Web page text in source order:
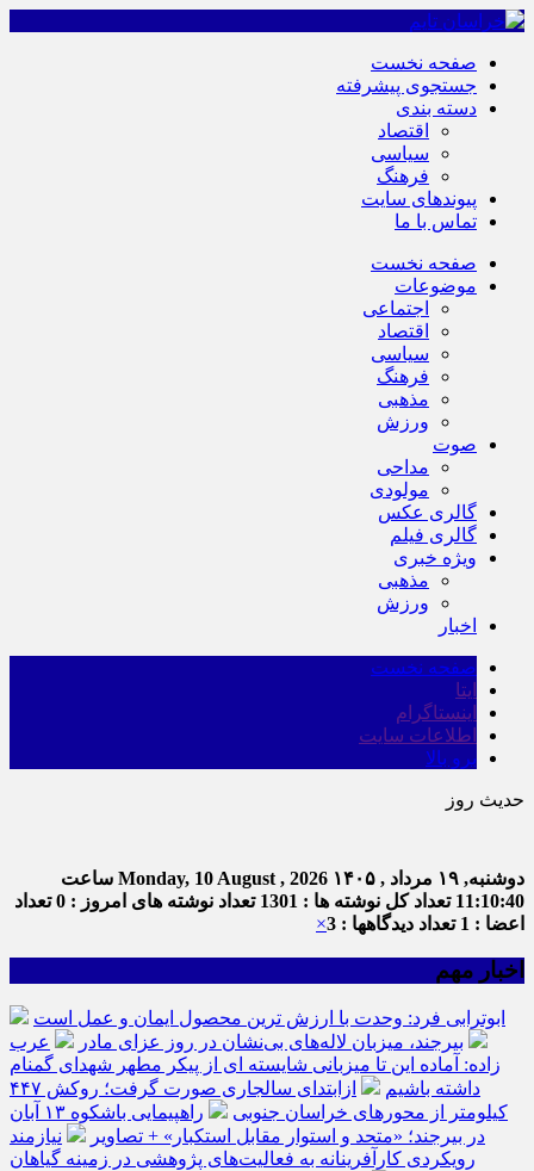
صفحه نخست
جستجوی پیشرفته
دسته بندی
اقتصاد
سیاسی
فرهنگ
پیوندهای سایت
تماس با ما
صفحه نخست
موضوعات
اجتماعی
اقتصاد
سیاسی
فرهنگ
مذهبی
ورزش
صوت
مداحی
مولودی
گالری عکس
گالری فیلم
ویژه خبری
مذهبی
ورزش
اخبار
صفحه نخست
ایتا
اینستاگرام
اطلاعات سایت
برو بالا
حدیث روز
دوشنبه, ۱۹ مرداد , ۱۴۰۵ Monday, 10 August , 2026 ساعت
11:10:41 تعداد کل نوشته ها : 1301 تعداد نوشته های امروز : 0
تعداد
اعضا : 1
تعداد دیدگاهها : 3 ×
اخبار مهم
ابوترابی فرد: وحدت با ارزش ترین محصول ایمان و عمل است
بیرجند، میزبان لاله‌های بی‌نشان در روز عزای مادر
عرب
زاده: آماده این تا میزبانی شایسته ای از پیکر مطهر شهدای گمنام
داشته باشیم
ازابتدای سالجاری صورت گرفت؛ روکش ۴۴۷
کیلومتر از محورهای خراسان جنوبی
راهپیمایی باشکوه ۱۳ آبان
در بیرجند؛ «متحد و استوار مقابل استکبار» + تصاویر
نیازمند
رویکردی کارآفرینانه به فعالیت‌های پژوهشی در زمینه گیاهان